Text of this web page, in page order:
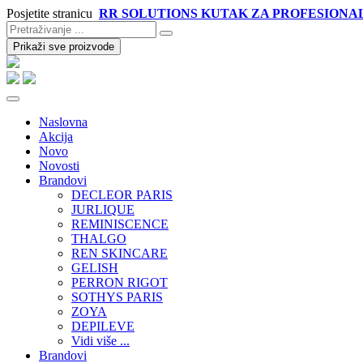
Posjetite stranicu RR SOLUTIONS KUTAK ZA
Prikaži sve proizvode
Naslovna
Akcija
Novo
Novosti
Brandovi
DECLEOR PARIS
JURLIQUE
REMINISCENCE
THALGO
REN SKINCARE
GELISH
PERRON RIGOT
SOTHYS PARIS
ZOYA
DEPILEVE
Vidi više ...
Brandovi